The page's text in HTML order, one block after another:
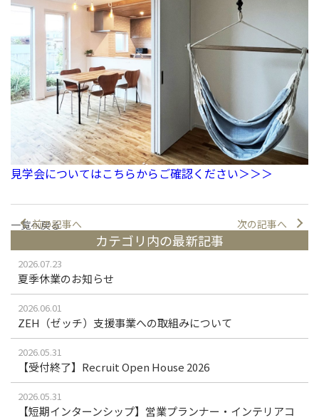
見学会についてはこちらからご確認ください＞＞＞
前の記事へ 次の記事へ
一覧へ戻る
カテゴリ内の最新記事
2026.07.23
夏季休業のお知らせ
2026.06.01
ZEH（ゼッチ）支援事業への取組みについて
2026.05.31
【受付終了】Recruit Open House 2026
2026.05.31
【短期インターンシップ】営業プランナー・インテリアコ